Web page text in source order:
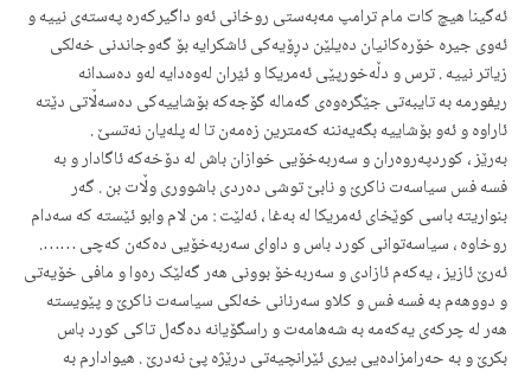
ئەگینا هیچ کات مام ترامپ مەبەستی روخانی ئەو داگیرکەرە پەستەی نییە و
ئەوی جیرە خۆرەکانیان دەیلێن دڕۆیەکی ئاشکرایە بۆ گەوجاندنی خەلکی
زیاتر نییە . ترس و دڵەخورپێی ئەمریکا و ئؽران لەوەدایە لەو دەسدانە
ریفورمە بە تایبەتی جێگرەوەی گەمالە گۆجەکە بۆشاییەکی دەسەڵاتی دێتە
ئاراوە و ئەو بۆشاییە بگەیەننە کەمترین زەمەن تا لە پلەیان نەتسێ .
بەرێز ، کوردپەروەران و سەربەخۆیی خوازان باش لە دۆخەکە ئاگادار و بە
فسە فس سیاسەت ناکرؽ و نابێ توشی دەردی باشووری وڵات بن . گەر
بنواریتە باسی کوێخای ئەمریکا لە بەغا ، ئەلێت : من لام وابو ئێستە کە سەدام
روخاوە ، سیاسەتوانی کورد باس و داوای سەربەخۆیی دەکەن کەچی …….
ئەرێ ئازیز ، یەکەم ئازادی و سەربەخۆ بوونی هەر گەلێک رەوا و مافی خۆیەتی
و دووهەم بە فسە فس و کلاو سەرنانی خەلکی سیاسەت ناکرێ و پێویستە
هەر لە چرکەی یەکەمە بە شەهامەت و راسگۆیانە دەگەل تاکی کورد باس
بکرێ و بە حەرامزادەیی بیری ئێرانچیەتی درێژە پؽ نەدرێ . هیوادارم بە